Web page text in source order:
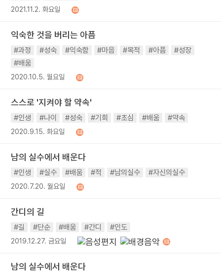
2021.11.2. 화요일
익숙한 것을 버리는 아픔
#과정 #성숙 #익숙함 #마음 #목적 #아픔
#성장
#배움
2020.10.5. 월요일
스스로 '지켜야 할 약속'
#인생 #나이 #성숙 #기회 #초심 #배움 #약속
2020.9.15. 화요일
남의 실수에서 배운다
#인생 #실수 #배움 #적 #남의실수 #자신의실수
2020.7.20. 월요일
간디의 길
#길 #단순 #배움 #간디 #인도
2019.12.27. 금요일
남의 실수에서 배운다